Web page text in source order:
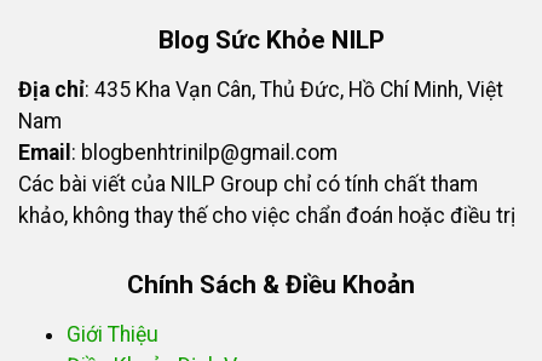
Blog Sức Khỏe NILP
Địa chỉ: 435 Kha Vạn Cân, Thủ Đức, Hồ Chí Minh, Việt
Nam
Email : blogbenhtrinilp@gmail.com
Các bài viết của NILP Group chỉ có tính chất tham
khảo, không thay thế cho việc chẩn đoán hoặc điều trị
Chính Sách & Điều Khoản
Giới Thiệu